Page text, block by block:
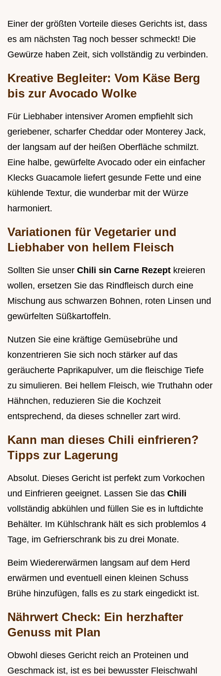
Einer der größten Vorteile dieses Gerichts ist, dass
es am nächsten Tag noch besser schmeckt! Die
Gewürze haben Zeit, sich vollständig zu verbinden.
Kreative Begleiter: Vom Käse Berg
bis zur Avocado Wolke
Für Liebhaber intensiver Aromen empfiehlt sich
geriebener, scharfer Cheddar oder Monterey Jack,
der langsam auf der heißen Oberfläche schmilzt.
Eine halbe, gewürfelte Avocado oder ein einfacher
Klecks Guacamole liefert gesunde Fette und eine
kühlende Textur, die wunderbar mit der Würze
harmoniert.
Variationen für Vegetarier und
Liebhaber von hellem Fleisch
Sollten Sie unser Chili sin Carne Rezept kreieren
wollen, ersetzen Sie das Rindfleisch durch eine
Mischung aus schwarzen Bohnen, roten Linsen und
gewürfelten Süßkartoffeln.
Nutzen Sie eine kräftige Gemüsebrühe und
konzentrieren Sie sich noch stärker auf das
geräucherte Paprikapulver, um die fleischige Tiefe
zu simulieren. Bei hellem Fleisch, wie Truthahn oder
Hähnchen, reduzieren Sie die Kochzeit
entsprechend, da dieses schneller zart wird.
Kann man dieses Chili einfrieren?
Tipps zur Lagerung
Absolut. Dieses Gericht ist perfekt zum Vorkochen
und Einfrieren geeignet. Lassen Sie das Chili
vollständig abkühlen und füllen Sie es in luftdichte
Behälter. Im Kühlschrank hält es sich problemlos 4
Tage, im Gefrierschrank bis zu drei Monate.
Beim Wiedererwärmen langsam auf dem Herd
erwärmen und eventuell einen kleinen Schuss
Brühe hinzufügen, falls es zu stark eingedickt ist.
Nährwert Check: Ein herzhafter
Genuss mit Plan
Obwohl dieses Gericht reich an Proteinen und
Geschmack ist, ist es bei bewusster Fleischwahl